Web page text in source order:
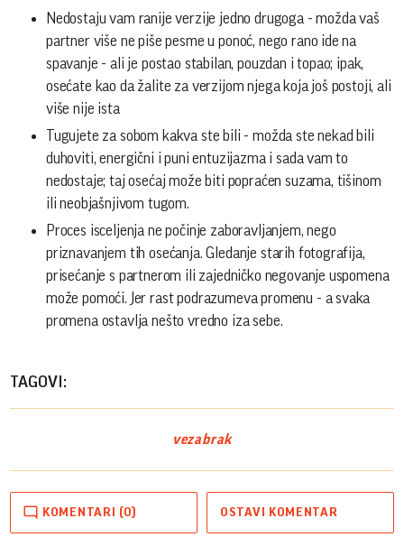
Nedostaju vam ranije verzije jedno drugoga - možda vaš
partner više ne piše pesme u ponoć, nego rano ide na
spavanje - ali je postao stabilan, pouzdan i topao; ipak,
osećate kao da žalite za verzijom njega koja još postoji, ali
više nije ista
Tugujete za sobom kakva ste bili - možda ste nekad bili
duhoviti, energični i puni entuzijazma i sada vam to
nedostaje; taj osećaj može biti popraćen suzama, tišinom
ili neobjašnjivom tugom.
Proces isceljenja ne počinje zaboravljanjem, nego
priznavanjem tih osećanja. Gledanje starih fotografija,
prisećanje s partnerom ili zajedničko negovanje uspomena
može pomoći. Jer rast podrazumeva promenu - a svaka
promena ostavlja nešto vredno iza sebe.
TAGOVI:
vezabrak
KOMENTARI (0) OSTAVI KOMENTAR